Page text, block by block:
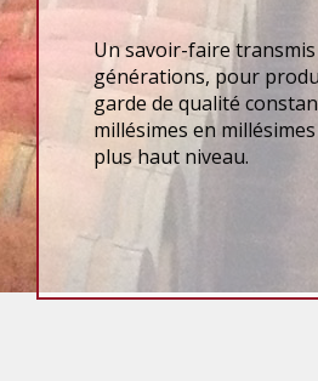
Un savoir-faire
générations, pour
garde de qualité
millésimes en
plus haut niveau.